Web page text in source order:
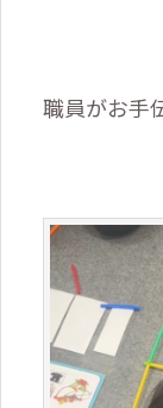
職員がお手